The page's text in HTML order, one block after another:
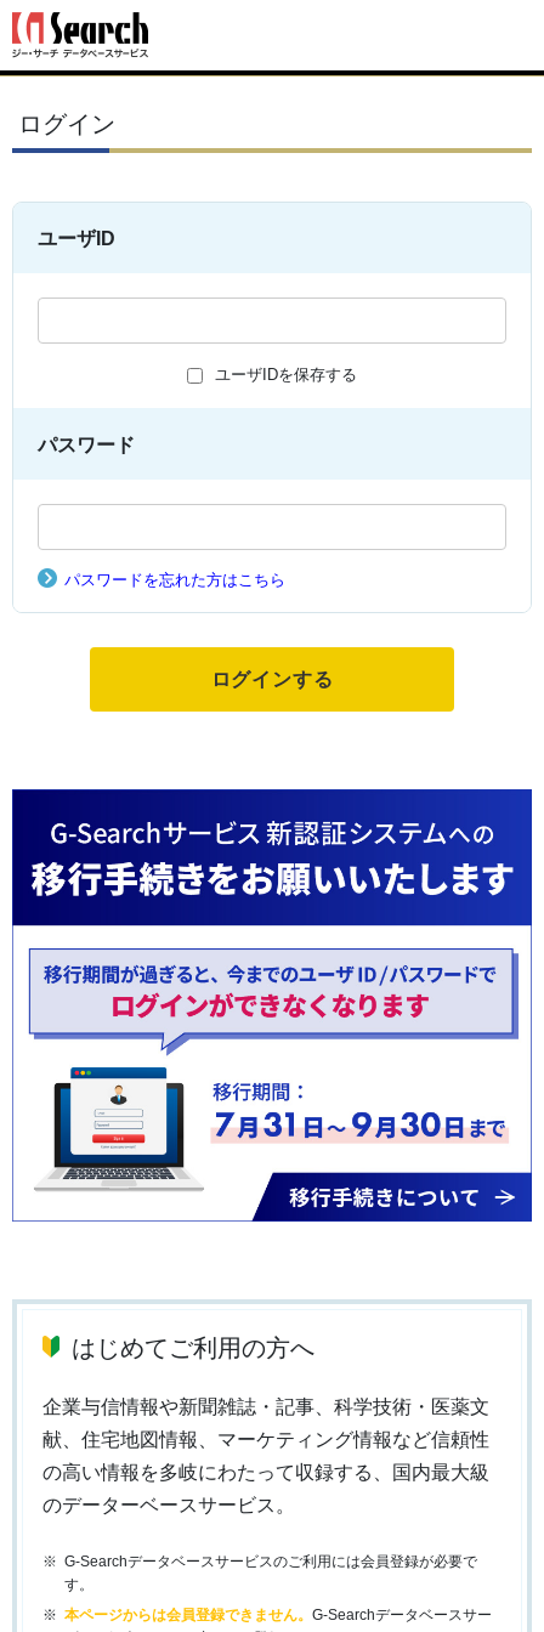
ログイン
ユーザID
ユーザIDを保存する
パスワード
パスワードを忘れた方はこちら
はじめてご利用の方へ
企業与信情報や新聞雑誌・記事、科学技術・医薬文
献、住宅地図情報、マーケティング情報など信頼性
の高い情報を多岐にわたって収録する、国内最大級
のデーターベースサービス。
G-Searchデータベースサービスのご利用には会員登録が必要で
す。
本ページからは会員登録できません。 G-Searchデータベースサー